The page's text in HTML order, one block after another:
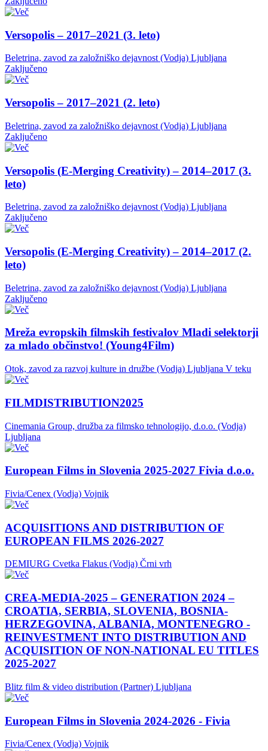
Versopolis – 2017–2021 (3. leto)
Beletrina, zavod za založniško dejavnost (Vodja) Ljubljana
Zaključeno
Versopolis – 2017–2021 (2. leto)
Beletrina, zavod za založniško dejavnost (Vodja) Ljubljana
Zaključeno
Versopolis (E-Merging Creativity) – 2014–2017 (3.
leto)
Beletrina, zavod za založniško dejavnost (Vodja) Ljubljana
Zaključeno
Versopolis (E-Merging Creativity) – 2014–2017 (2.
leto)
Beletrina, zavod za založniško dejavnost (Vodja) Ljubljana
Zaključeno
Mreža evropskih filmskih festivalov Mladi selektorji
za mlado občinstvo! (Young4Film)
Otok, zavod za razvoj kulture in družbe (Vodja) Ljubljana V teku
FILMDISTRIBUTION2025
Cinemania Group, družba za filmsko tehnologijo, d.o.o. (Vodja)
Ljubljana
European Films in Slovenia 2025-2027 Fivia d.o.o.
Fivia/Cenex (Vodja) Vojnik
ACQUISITIONS AND DISTRIBUTION OF
EUROPEAN FILMS 2026-2027
DEMIURG Cvetka Flakus (Vodja) Črni vrh
CREA-MEDIA-2025 – GENERATION 2024 –
CROATIA, SERBIA, SLOVENIA, BOSNIA-
HERZEGOVINA, ALBANIA, MONTENEGRO -
REINVESTMENT INTO DISTRIBUTION AND
ACQUISITION OF NON-NATIONAL EU TITLES
2025-2027
Blitz film & video distribution (Partner) Ljubljana
European Films in Slovenia 2024-2026 - Fivia
Fivia/Cenex (Vodja) Vojnik